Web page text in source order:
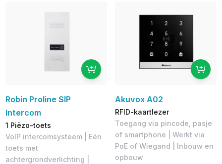
Robin Proline SIP
Intercom
1 Piëzo-toets
VoIP intercomsysteem | Eén
toets met
achtergrondverlichting |
Akuvox A02
RFID-kaartlezer
Toegang via pincode, pasje
of smartphone | Werkt via
PoE of Wiegand | Inbouw en
opbouw